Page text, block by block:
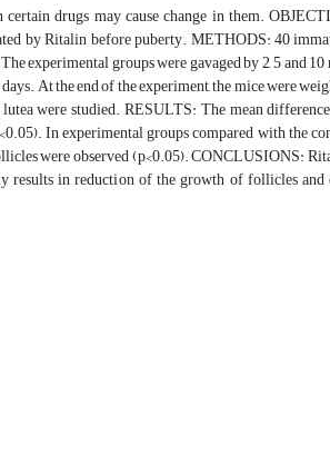
drugs may cause change in them.
by Ritalin before puberty.METHODS:40
experimental groups were gavaged by 2, 5 and
At the end of the experiment, the mice were
were studied.RESULTS:The mean
In experimental groups compared with the
were observed (p<0.05).CONCLUSIONS:
results in reduction of the growth of follicles